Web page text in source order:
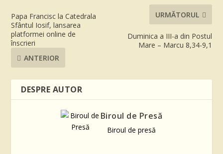
Papa Francisc la Catedrala
Sfântul Iosif, lansarea
platformei online de
înscrieri
ANTERIOR
URMĂTORUL
Duminica a III-a din Postul
Mare – Marcu 8,34-9,1
DESPRE AUTOR
Biroul de Presă
Biroul de presă